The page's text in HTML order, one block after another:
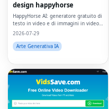
design happyhorse
HappyHorse AI: generatore gratuito di
testo in video e di immagini in video
nel tuo browser
2026-07-29
Arte Generativa IA